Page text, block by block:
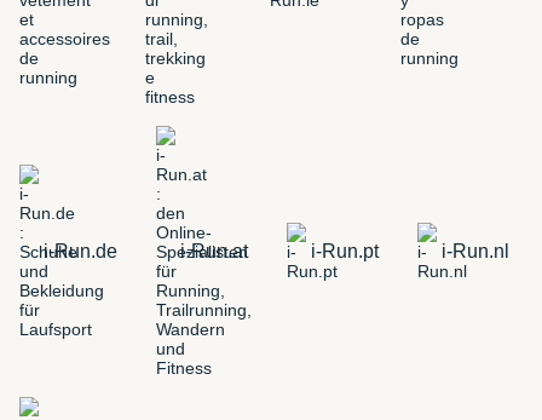
i-Run.de i-Run.at i-Run.pt i-Run.nl